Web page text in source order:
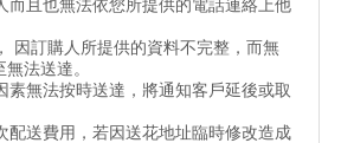
而且也無法依您所提供的電話連絡上他
因訂購人所提供的資料不完整，而無
法送達。
素無法按時送達，將通知客戶延後或取
配送費用，若因送花地址臨時修改造成